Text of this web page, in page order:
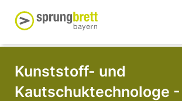
Kunststoff- und
Kautschuktechnologe -